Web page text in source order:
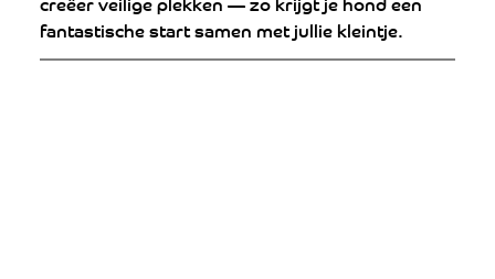
fantastische start samen met jullie kleintje.